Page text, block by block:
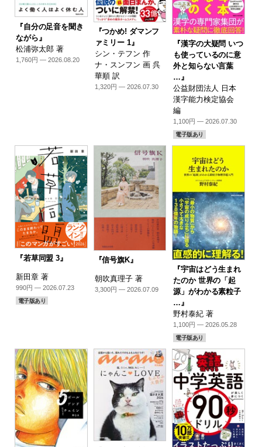
『自分の足音を聞き
ながら』
松浦弥太郎 著
1,760円 — 2026.08.20
『つかめ! ダマンフ
ァミリー 1』
シン・テフン 作
ナ・スンフン 画 呉
華順 訳
1,320円 — 2026.07.30
『漢字の大疑問 いつ
も使っているのに意
外と知らない言葉
…』
公益財団法人 日本
漢字能力検定協会
編
1,100円 — 2026.07.30
電子版あり
『若草同盟 3』
新田章 著
990円 — 2026.07.23
電子版あり
『信号旗K』
朝吹真理子 著
3,300円 — 2026.07.09
『宇宙はどう生まれ
たのか 世界の「起
源」がわかる素粒子
…』
野村泰紀 著
1,100円 — 2026.05.28
電子版あり